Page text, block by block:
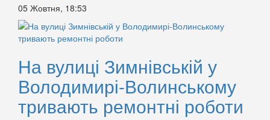
05 Жовтня, 18:53
На вулиці Зимнівській у
Володимирі-Волинському
тривають ремонтні роботи